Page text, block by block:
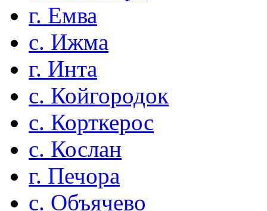
г. Емва
с. Ижма
г. Инта
с. Койгородок
с. Корткерос
с. Кослан
г. Печора
с. Объячево